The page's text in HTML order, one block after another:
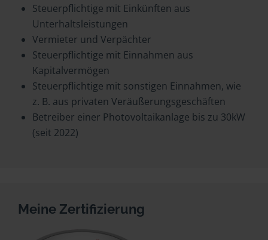
Steuerpflichtige mit Einkünften aus
Unterhaltsleistungen
Vermieter und Verpächter
Steuerpflichtige mit Einnahmen aus
Kapitalvermögen
Steuerpflichtige mit sonstigen Einnahmen, wie
z. B. aus privaten Veräußerungsgeschäften
Betreiber einer Photovoltaikanlage bis zu 30kW
(seit 2022)
Meine Zertifizierung